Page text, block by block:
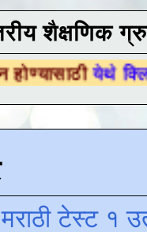
शैक्षणिक
क्लिक करा .
टेस्ट १